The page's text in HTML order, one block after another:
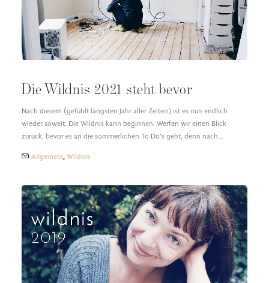
Die Wildnis 2021 steht bevor
Nach diesem (gefühlt längsten Jahr aller Zeiten) ist es nun endlich
wieder soweit. Die Wildnis kann beginnen. Werfen wir einen Blick
zurück, bevor es an die sommerlichen To Do’s geht, denn nach…
Allgemein, Wildnis